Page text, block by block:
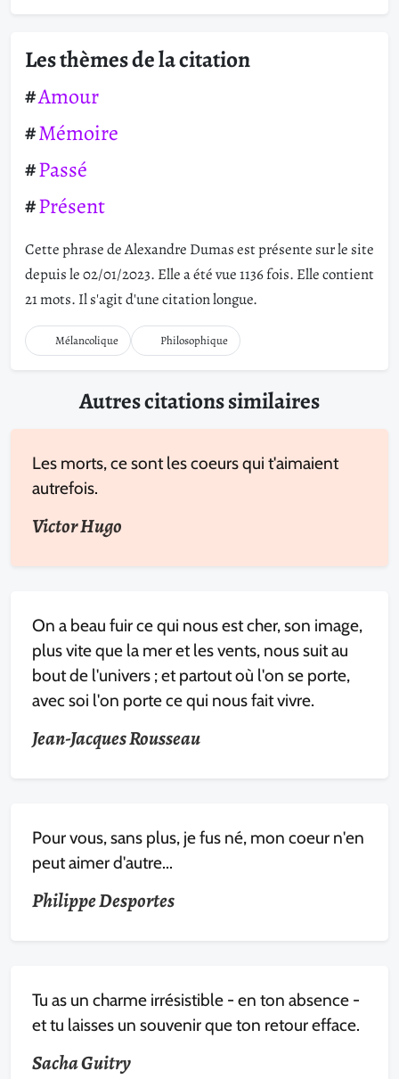
Les thèmes de la citation
Amour
Mémoire
Passé
Présent
Cette phrase de Alexandre Dumas est présente sur le site
depuis le 02/01/2023. Elle a été vue 1136 fois. Elle contient
21 mots. Il s'agit d'une citation longue.
Mélancolique Philosophique
Autres citations similaires
Les morts, ce sont les coeurs qui t'aimaient
autrefois.
Victor Hugo
On a beau fuir ce qui nous est cher, son image,
plus vite que la mer et les vents, nous suit au
bout de l'univers ; et partout où l'on se porte,
avec soi l'on porte ce qui nous fait vivre.
Jean-Jacques Rousseau
Pour vous, sans plus, je fus né, mon coeur n'en
peut aimer d'autre...
Philippe Desportes
Tu as un charme irrésistible - en ton absence -
et tu laisses un souvenir que ton retour efface.
Sacha Guitry